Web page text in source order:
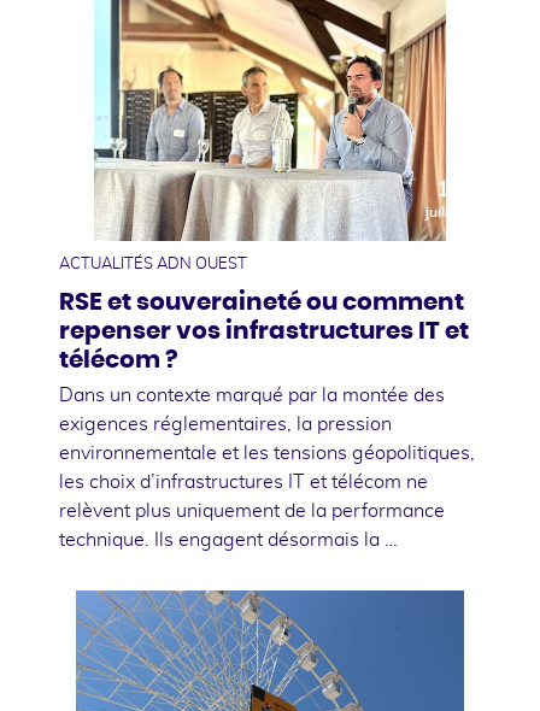
10
juillet
ACTUALITÉS ADN OUEST
RSE et souveraineté ou comment
repenser vos infrastructures IT et
télécom ?
Dans un contexte marqué par la montée des
exigences réglementaires, la pression
environnementale et les tensions géopolitiques,
les choix d’infrastructures IT et télécom ne
relèvent plus uniquement de la performance
technique. Ils engagent désormais la …